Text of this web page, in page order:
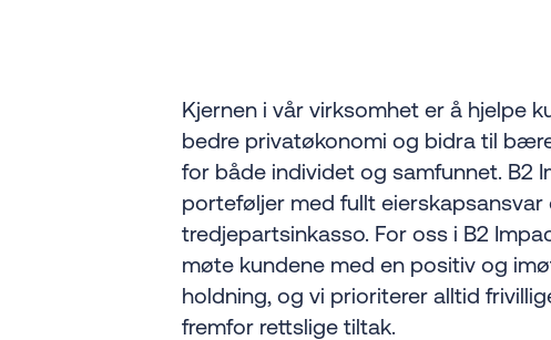
Kjernen i vår virksomhet er å hjelpe
bedre privatøkonomi og bidra til
for både individet og samfunnet. B2
porteføljer med fullt eierskapsansvar
tredjepartsinkasso. For oss i B2
møte kundene med en positiv og
holdning, og vi prioriterer alltid
fremfor rettslige tiltak.